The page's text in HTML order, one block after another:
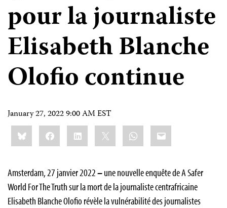
pour la journaliste
Elisabeth Blanche
Olofio continue
January 27, 2022 9:00 AM EST
Share
this:BlueskyFacebookLinkedIn WhatsApp
Email
Amsterdam, 27 janvier 2022–une nouvelle enquête de A Safer
World For The Truth sur la mort de la journaliste centrafricaine
Elisabeth Blanche Olofio révèle la vulnérabilité des journalistes